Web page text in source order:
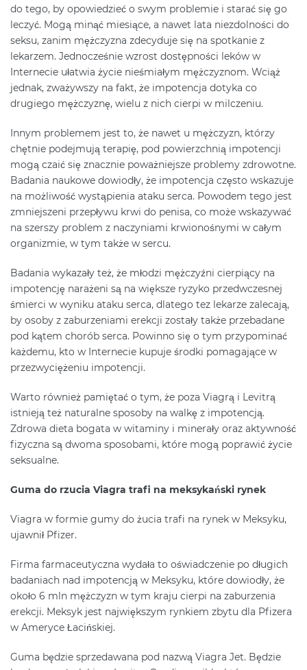
do tego, by opowiedzieć o swym problemie i starać się go
leczyć. Mogą minąć miesiące, a nawet lata niezdolności do
seksu, zanim mężczyzna zdecyduje się na spotkanie z
lekarzem. Jednocześnie wzrost dostępności leków w
Internecie ułatwia życie nieśmiałym mężczyznom. Wciąż
jednak, zważywszy na fakt, że impotencja dotyka co
drugiego mężczyznę, wielu z nich cierpi w milczeniu.
Innym problemem jest to, że nawet u mężczyzn, którzy
chętnie podejmują terapię, pod powierzchnią impotencji
mogą czaić się znacznie poważniejsze problemy zdrowotne.
Badania naukowe dowiodły, że impotencja często wskazuje
na możliwość wystąpienia ataku serca. Powodem tego jest
zmniejszeni przepływu krwi do penisa, co może wskazywać
na szerszy problem z naczyniami krwionośnymi w całym
organizmie, w tym także w sercu.
Badania wykazały też, że młodzi mężczyźni cierpiący na
impotencję narażeni są na większe ryzyko przedwczesnej
śmierci w wyniku ataku serca, dlatego tez lekarze zalecają,
by osoby z zaburzeniami erekcji zostały także przebadane
pod kątem chorób serca. Powinno się o tym przypominać
każdemu, kto w Internecie kupuje środki pomagające w
przezwyciężeniu impotencji.
Warto również pamiętać o tym, że poza Viagrą i Levitrą
istnieją też naturalne sposoby na walkę z impotencją.
Zdrowa dieta bogata w witaminy i minerały oraz aktywność
fizyczna są dwoma sposobami, które mogą poprawić życie
seksualne.
Guma do rzucia Viagra trafi na meksykański rynek
Viagra w formie gumy do żucia trafi na rynek w Meksyku,
ujawnił Pfizer.
Firma farmaceutyczna wydała to oświadczenie po długich
badaniach nad impotencją w Meksyku, które dowiodły, że
około 6 mln mężczyzn w tym kraju cierpi na zaburzenia
erekcji. Meksyk jest największym rynkiem zbytu dla Pfizera
w Ameryce Łacińskiej.
Guma będzie sprzedawana pod nazwą Viagra Jet. Będzie